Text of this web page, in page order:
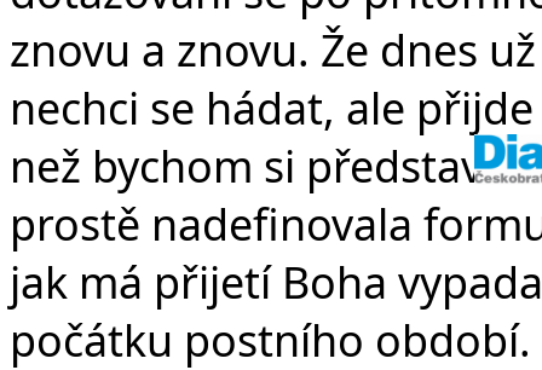
znovu a znovu. Že dnes
nechci se hádat, ale
než bychom si
prostě nadefinovala
jak má přijetí Boha
počátku postního období.